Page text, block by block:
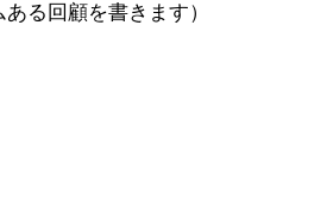
る回顧を書きます）